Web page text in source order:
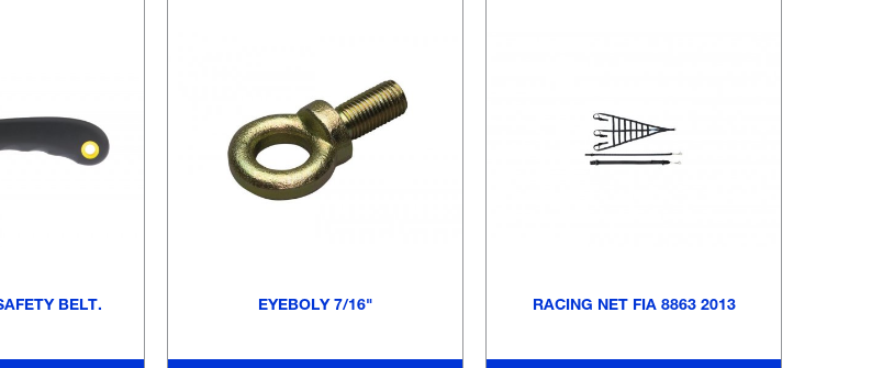
BELT. EYEBOLY 7/16" RACING NET FIA 8863 2013